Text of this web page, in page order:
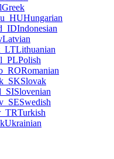
Greek
Hungarian
Indonesian
Latvian
Lithuanian
Polish
Romanian
Slovak
Slovenian
Swedish
Turkish
Ukrainian